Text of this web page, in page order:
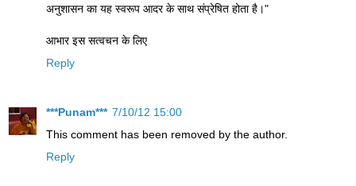
अनुशासन का यह स्वरूप आदर के साथ संप्रेषित होता है।"
आभार इस सत्वचन के लिए
Reply
***Punam*** 7/10/12 15:00
This comment has been removed by the author.
Reply